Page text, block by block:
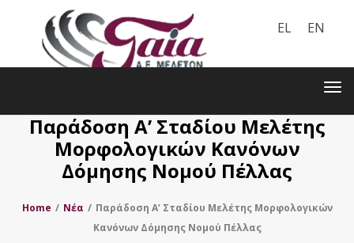
EL EN
Παράδοση Αʼ Σταδίου Μελέτης
Μορφολογικών Κανόνων
Δόμησης Νομού Πέλλας
Home / Nέα / Παράδοση Αʼ Σταδίου Μελέτης Μορφολογικών
Κανόνων Δόμησης Νομού Πέλλας